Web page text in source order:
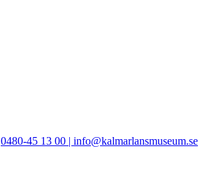
0480-45 13 00 | info@kalmarlansmuseum.se